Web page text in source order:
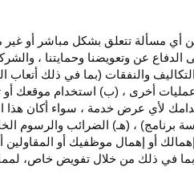
مسألة تتعلق بشكل مباشر أو غير
عن وتعويضنا وحمايتنا ،
والنفقات (بما في ذلك
أخرى ، (ب) استخدام موقعك أو
لأي عرض خدمة ، سواء أكان هذا
برنامج) ، (هـ) الضرائب والرسوم
أو إهمال موظفيك أو
في ذلك من خلال تفويض خاص،